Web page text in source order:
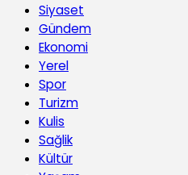
Siyaset
Gündem
Ekonomi
Yerel
Spor
Turizm
Kulis
Sağlik
Kültür